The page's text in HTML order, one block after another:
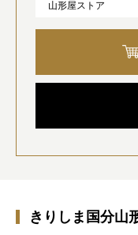
山形屋ストア
きりしま国分山